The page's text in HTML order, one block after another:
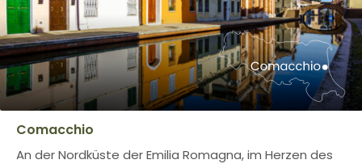
Comacchio
An der Nordküste der Emilia Romagna, im Herzen des